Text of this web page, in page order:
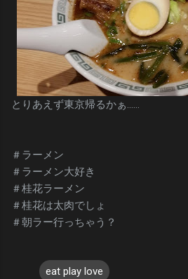
とりあえず東京帰るかぁ……
＃ラーメン
＃ラーメン大好き
＃桂花ラーメン
＃桂花は太肉でしょ
＃朝ラー行っちゃう？
eat play love